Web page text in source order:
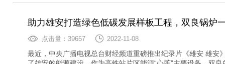
助力雄安打造绿色低碳发展样板工程，双良锅炉
点击量：39657 2022-11-08
最近，中央广播电视总台财经频道重磅推出纪录片《雄安 雄